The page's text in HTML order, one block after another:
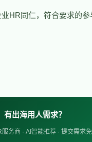
HR同仁，符合要求的
有出海用人需求？
务商 · AI智能推荐 · 提交需求